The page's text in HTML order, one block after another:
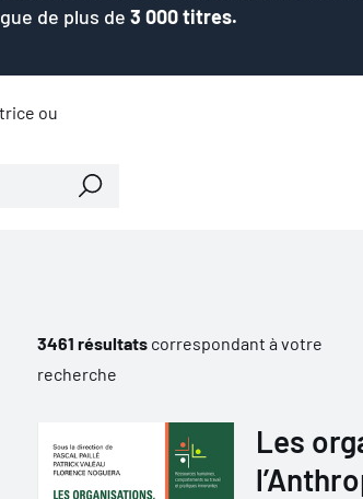
de plus de 3 000 titres.
ou
3461 résultatscorrespondant à votre
recherche
Les